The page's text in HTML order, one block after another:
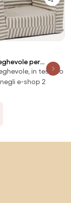
per
in tessuto
e-shop 2